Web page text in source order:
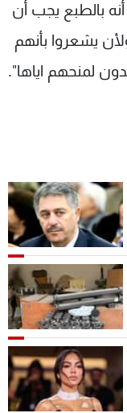
أنه بالطبع يجب أن
يشعروا بأنهم
لمنحهم اياها".